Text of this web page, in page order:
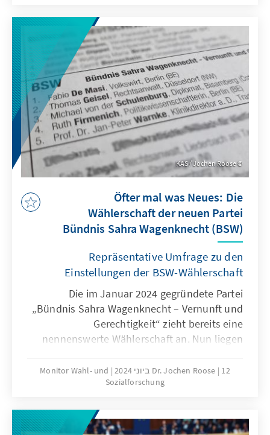
Zusammenarbeit zwischen den baltischen
und nordischen Staaten noch
entscheidender.
KAS / Jochen Roose
Öfter mal was Neues: Die
Wählerschaft der neuen Partei
Bündnis Sahra Wagenknecht (BSW)
Repräsentative Umfrage zu den
Einstellungen der BSW-Wählerschaft
Die im Januar 2024 gegründete Partei
„Bündnis Sahra Wagenknecht – Vernunft und
Gerechtigkeit“ zieht bereits eine
nennenswerte Wählerschaft an. Nun liegen
von Wahlberechtigten vor, die bei einer
Bundestagswahl das BSW wählen wollen. Es
Jahren, in Ostdeutschland ist die Partei
deutlich stärker. In der Einwanderungspolitik
Dr. Jochen Roose 12 ביוני 2024
Monitor Wahl- und
Sozialforschung